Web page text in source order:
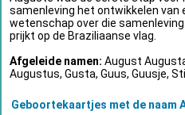
samenleving het ontwikkelen van
wetenschap over die
prijkt op de Braziliaanse vlag.
Afgeleide namen: August
Augustus, Gusta, Guus, Guusje,
Geboortekaartjes met de naam